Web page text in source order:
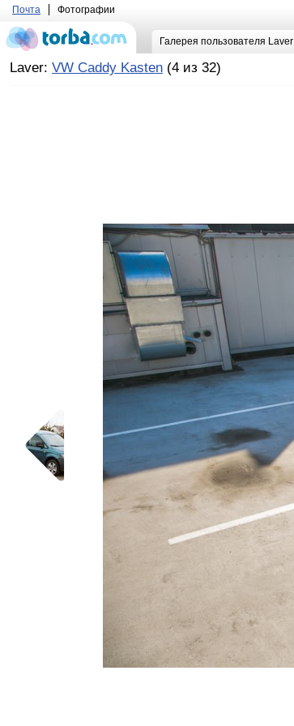
Почта Фотографии
Галерея пользователя Laver
Laver: VW Caddy Kasten (4 из 32)